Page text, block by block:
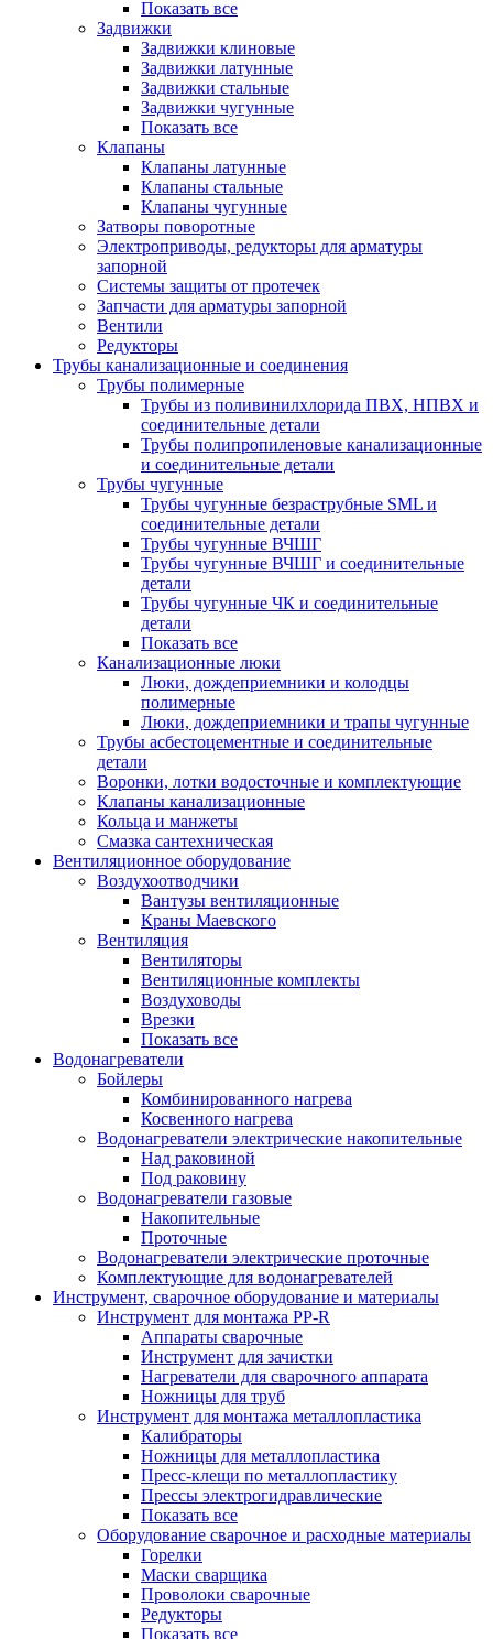
Показать все
Задвижки
Задвижки клиновые
Задвижки латунные
Задвижки стальные
Задвижки чугунные
Показать все
Клапаны
Клапаны латунные
Клапаны стальные
Клапаны чугунные
Затворы поворотные
Электроприводы, редукторы для арматуры
запорной
Системы защиты от протечек
Запчасти для арматуры запорной
Вентили
Редукторы
Трубы канализационные и соединения
Трубы полимерные
Трубы из поливинилхлорида ПВХ, НПВХ и
соединительные детали
Трубы полипропиленовые канализационные
и соединительные детали
Трубы чугунные
Трубы чугунные безраструбные SML и
соединительные детали
Трубы чугунные ВЧШГ
Трубы чугунные ВЧШГ и соединительные
детали
Трубы чугунные ЧК и соединительные
детали
Показать все
Канализационные люки
Люки, дождеприемники и колодцы
полимерные
Люки, дождеприемники и трапы чугунные
Трубы асбестоцементные и соединительные
детали
Воронки, лотки водосточные и комплектующие
Клапаны канализационные
Кольца и манжеты
Смазка сантехническая
Вентиляционное оборудование
Воздухоотводчики
Вантузы вентиляционные
Краны Маевского
Вентиляция
Вентиляторы
Вентиляционные комплекты
Воздуховоды
Врезки
Показать все
Водонагреватели
Бойлеры
Комбинированного нагрева
Косвенного нагрева
Водонагреватели электрические накопительные
Над раковиной
Под раковину
Водонагреватели газовые
Накопительные
Проточные
Водонагреватели электрические проточные
Комплектующие для водонагревателей
Инструмент, сварочное оборудование и материалы
Инструмент для монтажа PP-R
Аппараты сварочные
Инструмент для зачистки
Нагреватели для сварочного аппарата
Ножницы для труб
Инструмент для монтажа металлопластика
Калибраторы
Ножницы для металлопластика
Пресс-клещи по металлопластику
Прессы электрогидравлические
Показать все
Оборудование сварочное и расходные материалы
Горелки
Маски сварщика
Проволоки сварочные
Редукторы
Показать все